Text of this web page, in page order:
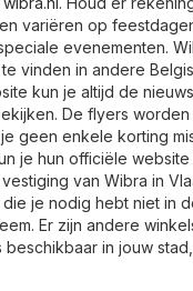
variëren op
evenementen.
vinden in andere
kun je altijd de
De flyers
geen enkele korting
je hun officiële
van Wibra in
je nodig hebt niet in
Er zijn andere
beschikbaar in jouw